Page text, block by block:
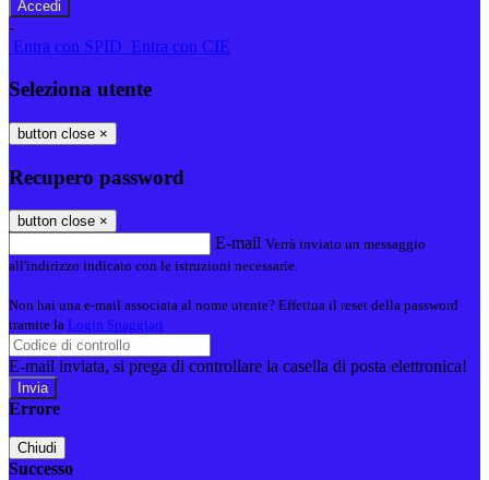
-
Entra con SPID Entra con CIE
Seleziona utente
button close ×
Recupero password
button close ×
E-mail Verrà inviato un messaggio
all'indirizzo indicato con le istruzioni necessarie.
Non hai una e-mail associata al nome utente? Effettua il reset della password
tramite la Login Spaggiari
E-mail inviata, si prega di controllare la casella di posta elettronica!
Errore
Chiudi
Successo